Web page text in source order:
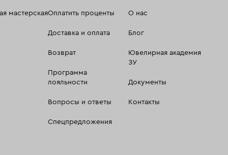
мастерскаяОплатить проценты
Доставка и оплата
Возврат
Программа
лояльности
Вопросы и ответы
Спецпредложения
О нас
Блог
Ювелирная академия
ЗУ
Документы
Контакты